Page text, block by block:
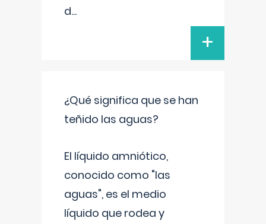
d...
+
¿Qué significa que se han
teñido las aguas?
El líquido amniótico,
conocido como "las
aguas", es el medio
líquido que rodea y